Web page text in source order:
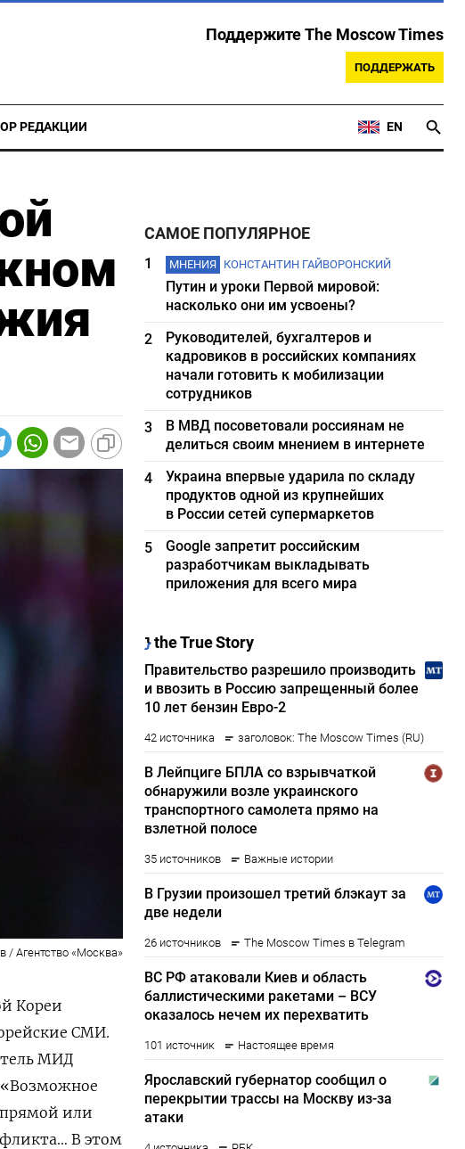
Поддержите The Moscow Times
ПОДДЕРЖАТЬ
РЕДАКЦИИ EN
/ Агентство «Москва»
Кореи
СМИ.
МИД
«Возможное
прямой или
В этом
САМОЕ ПОПУЛЯРНОЕ
1 МНЕНИЯ КОНСТАНТИН ГАЙВОРОНСКИЙ
Путин и уроки Первой мировой:
насколько они им усвоены?
2
Руководителей, бухгалтеров и
кадровиков в российских компаниях
начали готовить к мобилизации
сотрудников
3
В МВД посоветовали россиянам не
делиться своим мнением в интернете
4
Украина впервые ударила по складу
продуктов одной из крупнейших
в России сетей супермаркетов
5
Google запретит российским
разработчикам выкладывать
приложения для всего мира